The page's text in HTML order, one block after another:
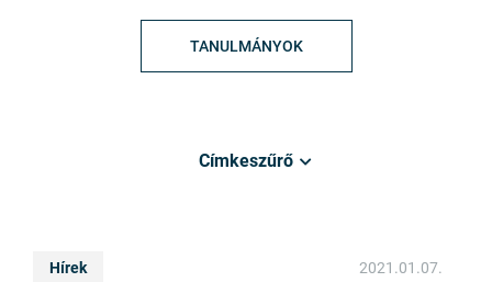
TANULMÁNYOK
Címkeszűrő
Hírek 2021.01.07.